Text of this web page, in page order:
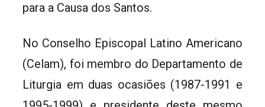
para a Causa dos Santos.
No Conselho Episcopal Latino Americano
(Celam), foi membro do Departamento de
Liturgia em duas ocasiões (1987-1991 e